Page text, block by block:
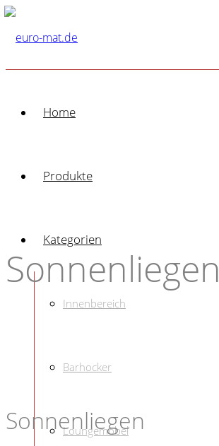
Home
Produkte
Kategorien
Innenbereich
Barhocker
Loungemöbel
Sonnenliegen
Sonnenliegen